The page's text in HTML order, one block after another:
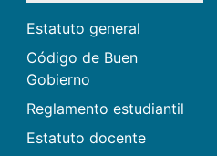
Estatuto general
Código de Buen
Gobierno
Reglamento estudiantil
Estatuto docente